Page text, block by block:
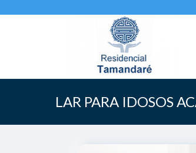
LAR PARA IDOSOS